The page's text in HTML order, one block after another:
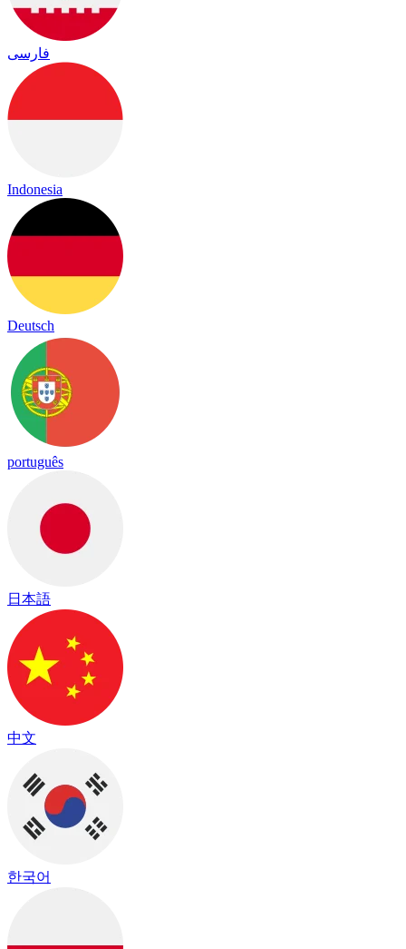
فارسی
Indonesia
Deutsch
português
日本語
中文
한국어